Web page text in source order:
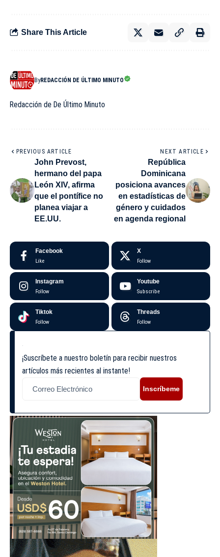
Share This Article
ByREDACCIÓN DE ÚLTIMO MINUTO
Redacción de De Último Minuto
PREVIOUS ARTICLE
John Prevost,
hermano del papa
León XIV, afirma
que el pontífice no
planea viajar a
EE.UU.
NEXT ARTICLE
República
Dominicana
posiciona avances
en estadísticas de
género y cuidados
en agenda regional
Facebook
Like
X
Follow
Instagram
Follow
Youtube
Subscribe
Tiktok
Follow
Threads
Follow
¡Suscríbete a nuestro boletín para recibir nuestros
artículos más recientes al instante!
Inscríbeme